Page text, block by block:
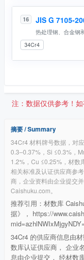
16 JIS G 7105-
热处理钢、合金钢
34Cr4
注：数据仅供参考！
摘要 / Summary
34Cr4 材料牌号数据，对
0.3–0.37%，Si ≤0.3%，
1.2%，Cu ≤0.25%，材数
相关标准及认证供应商参
商，企业资料由企业提交
Caishuku.com。
推荐引用：材数库
据》， https://
34Cr4 的供应商信息由
数库认证供应商， 企业
息由企业提交， 经材数